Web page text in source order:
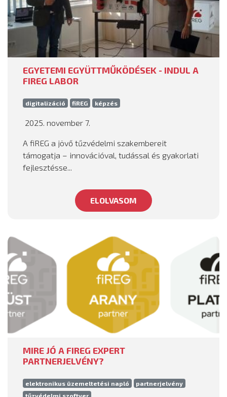
EGYETEMI EGYÜTTMŰKÖDÉSEK - INDUL A
FIREG LABOR
digitalizáció fiREG képzés
2025. november 7.
A fiREG a jövő tűzvédelmi szakembereit
támogatja – innovációval, tudással és gyakorlati
fejlesztésse...
ELOLVASOM
MIRE JÓ A FIREG EXPERT
PARTNERJELVÉNY?
elektronikus üzemeltetési napló
partnerjelvény
tűzvédelmi szoftver